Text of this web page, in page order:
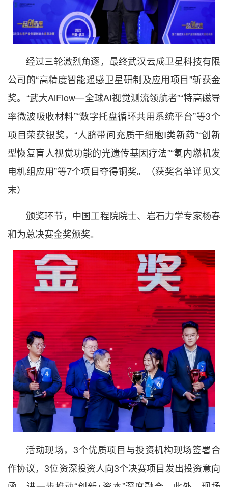
经过三轮激烈角逐，最终武汉云成卫星科技有限
公司的“高精度智能遥感卫星研制及应用项目”斩获金
奖。“武大AiFlow—全球AI视觉测流领航者”“特高磁导
率微波吸收材料”“数字托盘循环共用系统平台”等3个
项目荣获银奖，“人脐带间充质干细胞I类新药”“创新
型恢复盲人视觉功能的光遗传基因疗法”“氢内燃机发
电机组应用”等7个项目夺得铜奖。（获奖名单详见文
末）
颁奖环节，中国工程院院士、岩石力学专家杨春
和为总决赛金奖颁奖。
活动现场，3个优质项目与投资机构现场签署合
作协议，3位资深投资人向3个决赛项目发出投资意向